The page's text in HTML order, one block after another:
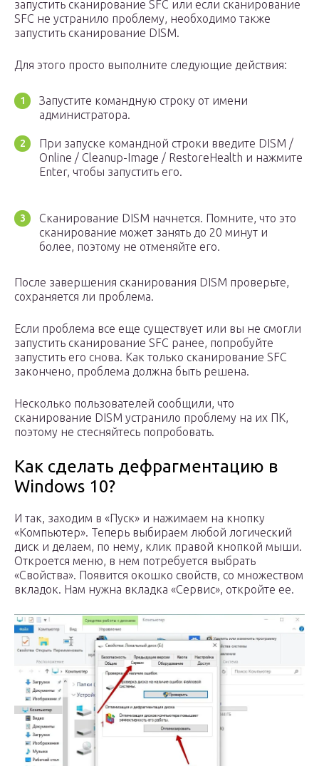
запустить сканирование SFC или если сканирование
SFC не устранило проблему, необходимо также
запустить сканирование DISM.
Для этого просто выполните следующие действия:
Запустите командную строку от имени
администратора.
При запуске командной строки введите DISM /
Online / Cleanup-Image / RestoreHealth и нажмите
Enter, чтобы запустить его.
Сканирование DISM начнется. Помните, что это
сканирование может занять до 20 минут и
более, поэтому не отменяйте его.
После завершения сканирования DISM проверьте,
сохраняется ли проблема.
Если проблема все еще существует или вы не смогли
запустить сканирование SFC ранее, попробуйте
запустить его снова. Как только сканирование SFC
закончено, проблема должна быть решена.
Несколько пользователей сообщили, что
сканирование DISM устранило проблему на их ПК,
поэтому не стесняйтесь попробовать.
Как сделать дефрагментацию в
Windows 10?
И так, заходим в «Пуск» и нажимаем на кнопку
«Компьютер». Теперь выбираем любой логический
диск и делаем, по нему, клик правой кнопкой мыши.
Откроется меню, в нем потребуется выбрать
«Свойства». Появится окошко свойств, со множеством
вкладок. Нам нужна вкладка «Сервис», откройте ее.